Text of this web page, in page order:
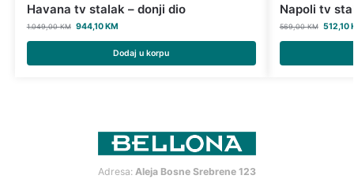
Havana tv stalak – donji dio
1.049,00KM 944,10KM
Dodaj u korpu
Napoli tv
569,00KM 512,10
Adresa: Aleja Bosne Srebrene 123